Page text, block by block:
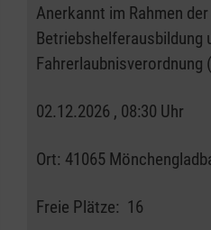
Anerkannt im Rahmen der
Betriebshelferausbildung
Fahrerlaubnisverordnung
02.12.2026 , 08:30 Uhr
Ort: 41065
Freie Plätze: 16